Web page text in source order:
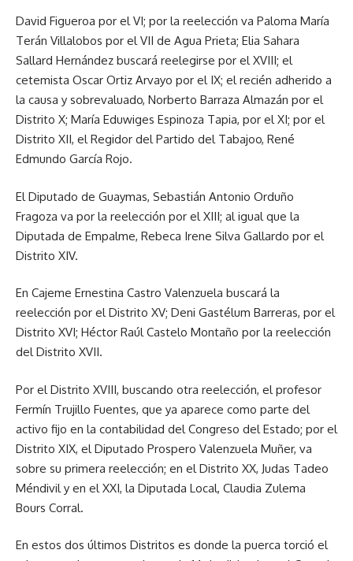
David Figueroa por el VI; por la reelección va Paloma María
Terán Villalobos por el VII de Agua Prieta; Elia Sahara
Sallard Hernández buscará reelegirse por el XVIII; el
cetemista Oscar Ortiz Arvayo por el IX; el recién adherido a
la causa y sobrevaluado, Norberto Barraza Almazán por el
Distrito X; María Eduwiges Espinoza Tapia, por el XI; por el
Distrito XII, el Regidor del Partido del Tabajoo, René
Edmundo García Rojo.
El Diputado de Guaymas, Sebastián Antonio Orduño
Fragoza va por la reelección por el XIII; al igual que la
Diputada de Empalme, Rebeca Irene Silva Gallardo por el
Distrito XIV.
En Cajeme Ernestina Castro Valenzuela buscará la
reelección por el Distrito XV; Deni Gastélum Barreras, por el
Distrito XVI; Héctor Raúl Castelo Montaño por la reelección
del Distrito XVII.
Por el Distrito XVIII, buscando otra reelección, el profesor
Fermín Trujillo Fuentes, que ya aparece como parte del
activo fijo en la contabilidad del Congreso del Estado; por el
Distrito XIX, el Diputado Prospero Valenzuela Muñer, va
sobre su primera reelección; en el Distrito XX, Judas Tadeo
Méndivil y en el XXI, la Diputada Local, Claudia Zulema
Bours Corral.
En estos dos últimos Distritos es donde la puerca torció el